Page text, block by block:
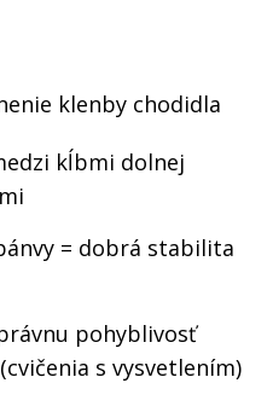
klenby chodidla
kĺbmi dolnej
= dobrá stabilita
pohyblivosť
s vysvetlením)